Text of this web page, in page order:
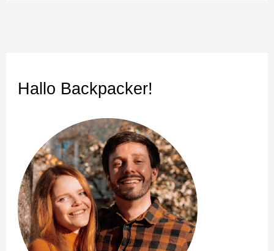
Hallo Backpacker!